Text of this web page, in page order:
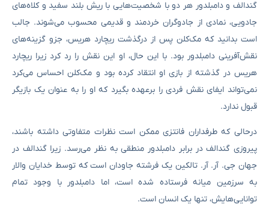
گندالف و دامبلدور هر دو با شخصیت‌هایی با ریش بلند سفید و کلاه‌های
جادویی، نمادی از جادوگران خردمند و قدیمی محسوب می‌شوند. جالب
است بدانید که مک‌کلن پس از درگذشت ریچارد هریس، جزو گزینه‌های
نقش‌آفرینی دامبلدور بود. با این حال، او این نقش را رد کرد زیرا ریچارد
هریس در گذشته از بازی او انتقاد کرده بود و مک‌کلن احساس می‌کرد
نمی‌تواند ایفای نقش فردی را برعهده بگیرد که او را به عنوان یک بازیگر
قبول ندارد.
درحالی که طرفداران فانتزی ممکن است نظرات متفاوتی داشته باشند،
پیروزی گندالف در برابر دامبلدور منطقی به نظر می‌رسد. زیرا گندالف در
جهان جی. آر. آر. تالکین یک فرشته جاودان است که توسط خدایان والار
به سرزمین میانه فرستاده شده است، اما دامبلدور با وجود تمام
توانایی‌هایش، تنها یک انسان است.